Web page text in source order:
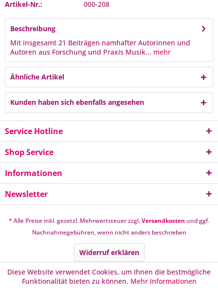
Artikel-Nr.: 000-208
Beschreibung
Mit insgesamt 21 Beiträgen namhafter Autorinnen und
Autoren aus Forschung und Praxis Musik... mehr
Ähnliche Artikel
Kunden haben sich ebenfalls angesehen
Service Hotline
Shop Service
Informationen
Newsletter
* Alle Preise inkl. gesetzl. Mehrwertsteuer zzgl.Versandkosten und ggf.
Nachnahmegebühren, wenn nicht anders beschrieben
Widerruf erklären
Diese Website verwendet Cookies, um Ihnen die bestmögliche
Funktionalität bieten zu können. Mehr Informationen